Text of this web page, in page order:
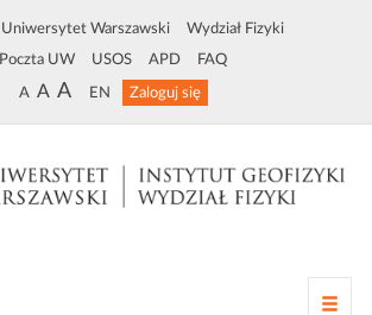
Uniwersytet Warszawski Wydział Fizyki
Poczta UW USOS APD FAQ
A A A EN Zaloguj się
Z